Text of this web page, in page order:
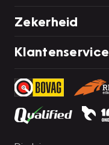
Zekerheid
Klantenservice